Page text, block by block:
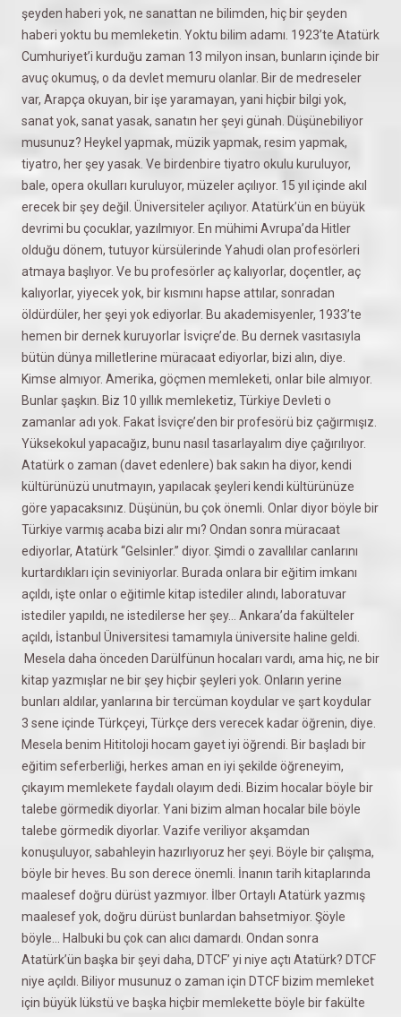
şeyden haberi yok, ne sanattan ne bilimden, hiç bir şeyden
haberi yoktu bu memleketin. Yoktu bilim adamı. 1923’te Atatürk
Cumhuriyet’i kurduğu zaman 13 milyon insan, bunların içinde bir
avuç okumuş, o da devlet memuru olanlar. Bir de medreseler
var, Arapça okuyan, bir işe yaramayan, yani hiçbir bilgi yok,
sanat yok, sanat yasak, sanatın her şeyi günah. Düşünebiliyor
musunuz? Heykel yapmak, müzik yapmak, resim yapmak,
tiyatro, her şey yasak. Ve birdenbire tiyatro okulu kuruluyor,
bale, opera okulları kuruluyor, müzeler açılıyor. 15 yıl içinde akıl
erecek bir şey değil. Üniversiteler açılıyor. Atatürk’ün en büyük
devrimi bu çocuklar, yazılmıyor. En mühimi Avrupa’da Hitler
olduğu dönem, tutuyor kürsülerinde Yahudi olan profesörleri
atmaya başlıyor. Ve bu profesörler aç kalıyorlar, doçentler, aç
kalıyorlar, yiyecek yok, bir kısmını hapse attılar, sonradan
öldürdüler, her şeyi yok ediyorlar. Bu akademisyenler, 1933’te
hemen bir dernek kuruyorlar İsviçre’de. Bu dernek vasıtasıyla
bütün dünya milletlerine müracaat ediyorlar, bizi alın, diye.
Kimse almıyor. Amerika, göçmen memleketi, onlar bile almıyor.
Bunlar şaşkın. Biz 10 yıllık memleketiz, Türkiye Devleti o
zamanlar adı yok. Fakat İsviçre’den bir profesörü biz çağırmışız.
Yüksekokul yapacağız, bunu nasıl tasarlayalım diye çağırılıyor.
Atatürk o zaman (davet edenlere) bak sakın ha diyor, kendi
kültürünüzü unutmayın, yapılacak şeyleri kendi kültürünüze
göre yapacaksınız. Düşünün, bu çok önemli. Onlar diyor böyle bir
Türkiye varmış acaba bizi alır mı? Ondan sonra müracaat
ediyorlar, Atatürk “Gelsinler.” diyor. Şimdi o zavallılar canlarını
kurtardıkları için seviniyorlar. Burada onlara bir eğitim imkanı
açıldı, işte onlar o eğitimle kitap istediler alındı, laboratuvar
istediler yapıldı, ne istedilerse her şey… Ankara’da fakülteler
açıldı, İstanbul Üniversitesi tamamıyla üniversite haline geldi.
Mesela daha önceden Darülfünun hocaları vardı, ama hiç, ne bir
kitap yazmışlar ne bir şey hiçbir şeyleri yok. Onların yerine
bunları aldılar, yanlarına bir tercüman koydular ve şart koydular
3 sene içinde Türkçeyi, Türkçe ders verecek kadar öğrenin, diye.
Mesela benim Hititoloji hocam gayet iyi öğrendi. Bir başladı bir
eğitim seferberliği, herkes aman en iyi şekilde öğreneyim,
çıkayım memlekete faydalı olayım dedi. Bizim hocalar böyle bir
talebe görmedik diyorlar. Yani bizim alman hocalar bile böyle
talebe görmedik diyorlar. Vazife veriliyor akşamdan
konuşuluyor, sabahleyin hazırlıyoruz her şeyi. Böyle bir çalışma,
böyle bir heves. Bu son derece önemli. İnanın tarih kitaplarında
maalesef doğru dürüst yazmıyor. İlber Ortaylı Atatürk yazmış
maalesef yok, doğru dürüst bunlardan bahsetmiyor. Şöyle
böyle... Halbuki bu çok can alıcı damardı. Ondan sonra
Atatürk’ün başka bir şeyi daha, DTCF’ yi niye açtı Atatürk? DTCF
niye açıldı. Biliyor musunuz o zaman için DTCF bizim memleket
için büyük lükstü ve başka hiçbir memlekette böyle bir fakülte